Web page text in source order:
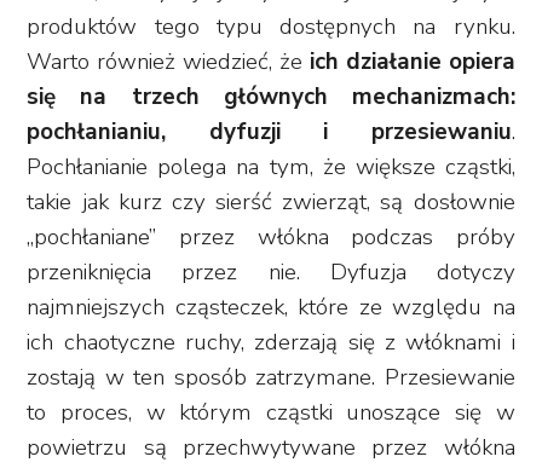
produktów tego typu dostępnych na rynku.
Warto również wiedzieć, że ich działanie opiera
się na trzech głównych mechanizmach:
pochłanianiu, dyfuzji i przesiewaniu.
Pochłanianie polega na tym, że większe cząstki,
takie jak kurz czy sierść zwierząt, są dosłownie
„pochłaniane” przez włókna podczas próby
przeniknięcia przez nie. Dyfuzja dotyczy
najmniejszych cząsteczek, które ze względu na
ich chaotyczne ruchy, zderzają się z włóknami i
zostają w ten sposób zatrzymane. Przesiewanie
to proces, w którym cząstki unoszące się w
powietrzu są przechwytywane przez włókna